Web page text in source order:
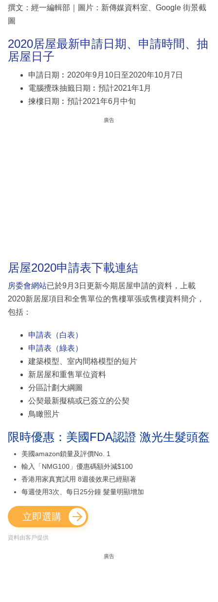
撰文：經一編輯部｜圖片：新傳媒資料室、Google 街景截
圖
2020居屋最新申請日期、申請時間、抽
居屋日子
申請日期︰2020年9月10日至2020年10月7日
電腦攪珠抽籤日期︰預計2021年1月
揀樓日期︰預計2021年6月中旬
廣告
居屋2020申請表下載連結
房委會網站已於9月3日更新今期居屋申請的資料，上載
2020新居屋項目和全售單位的售樓單張或售樓資料簡介，
包括：
申請表（白表）
申請表（綠表）
建築模型、室內間格模型的短片
新居屋和重售單位資料
分區計劃大綱圖
公契最新擬稿或已簽立的公契
鳥瞰照片
限時優惠：美國FDA認證 激光生髮頭盔
美國amazon鎖量及評價No. 1
輸入「NMG100」優惠碼額外減$100
香港用家真實試用 8週後效果已經顯著
每週使用3次、每日25分鐘 髮量明顯增加
立即選購
資料由客戶提供
廣告